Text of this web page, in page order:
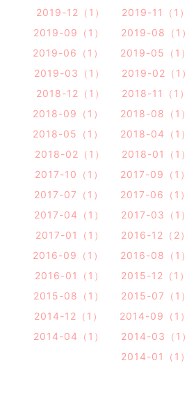
2019-12（1）
2019-11（1）
2019-09（1）
2019-08（1）
2019-06（1）
2019-05（1）
2019-03（1）
2019-02（1）
2018-12（1）
2018-11（1）
2018-09（1）
2018-08（1）
2018-05（1）
2018-04（1）
2018-02（1）
2018-01（1）
2017-10（1）
2017-09（1）
2017-07（1）
2017-06（1）
2017-04（1）
2017-03（1）
2017-01（1）
2016-12（2）
2016-09（1）
2016-08（1）
2016-01（1）
2015-12（1）
2015-08（1）
2015-07（1）
2014-12（1）
2014-09（1）
2014-04（1）
2014-03（1）
2014-01（1）